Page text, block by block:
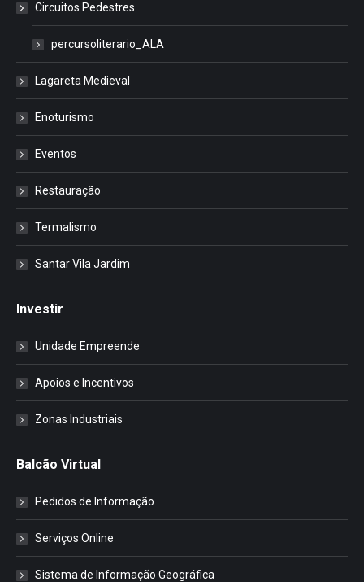
Circuitos Pedestres
percursoliterario_ALA
Lagareta Medieval
Enoturismo
Eventos
Restauração
Termalismo
Santar Vila Jardim
Investir
Unidade Empreende
Apoios e Incentivos
Zonas Industriais
Balcão Virtual
Pedidos de Informação
Serviços Online
Sistema de Informação Geográfica